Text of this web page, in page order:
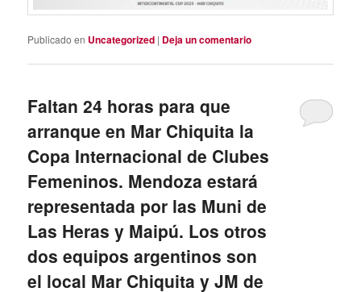
Publicado en Uncategorized | Deja un comentario
Faltan 24 horas para que
arranque en Mar Chiquita la
Copa Internacional de Clubes
Femeninos. Mendoza estará
representada por las Muni de
Las Heras y Maipú. Los otros
dos equipos argentinos son
el local Mar Chiquita y JM de